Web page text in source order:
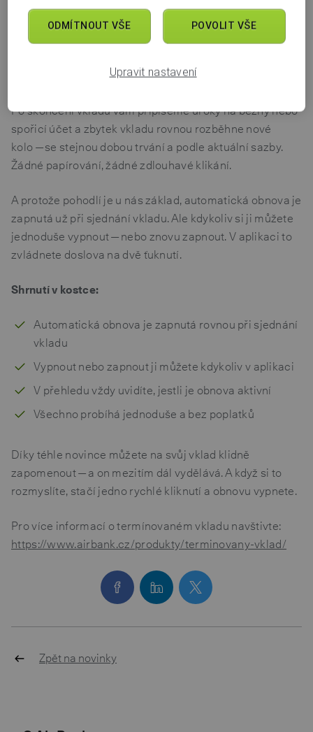
obnově se o všechno postaráme za vás —
a vaše peníze tak můžou dál v klidu růst.
Po skončení vkladu vám připíšeme úroky na běžný nebo
spořicí účet a zbytek vkladu rovnou rozběhne nové
kolo — se stejnou dobou trvání a podle aktuální sazby.
Žádné papírování, žádné zdlouhavé klikání.
A protože pohodlí je u nás základ, automatická obnova je
zapnutá už při sjednání vkladu. Ale kdykoliv si ji můžete
jednoduše vypnout — nebo znovu zapnout. V aplikaci to
zvládnete doslova na dvě ťuknutí.
Shrnutí v kostce:
Automatická obnova je zapnutá rovnou při sjednání
vkladu
Vypnout nebo zapnout ji můžete kdykoliv v aplikaci
V přehledu vždy uvidíte, jestli je obnova aktivní
Všechno probíhá jednoduše a bez poplatků
Díky téhle novince můžete na svůj vklad klidně
zapomenout — a on mezitím dál vydělává. A když si to
rozmyslíte, stačí jedno rychlé kliknutí a obnovu vypnete.
Pro více informací o termínovaném vkladu navštivte:
https://www.airbank.cz/produkty/terminovany-vklad/
Zpět na novinky
ODMÍTNOUT VŠE POVOLIT VŠE
Upravit nastavení